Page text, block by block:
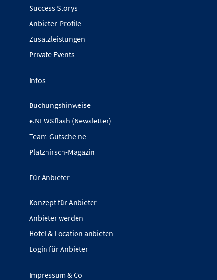
Success Storys
Anbieter-Profile
Zusatzleistungen
Private Events
Infos
Buchungshinweise
e.NEWSflash (Newsletter)
Team-Gutscheine
Platzhirsch-Magazin
Für Anbieter
Konzept für Anbieter
Anbieter werden
Hotel & Location anbieten
Login für Anbieter
Impressum & Co